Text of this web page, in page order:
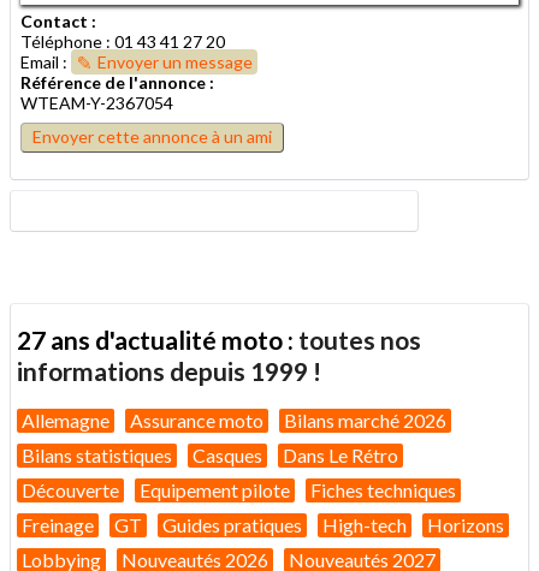
Contact :
Téléphone : 01 43 41 27 20
Email :
Envoyer un message
Référence de l'annonce :
WTEAM-Y-2367054
Envoyer cette annonce à un ami
27 ans d'actualité moto : toutes nos
informations depuis 1999 !
Allemagne Assurance moto
Bilans marché 2026
Bilans statistiques
Casques
Dans Le Rétro
Découverte
Equipement pilote
Fiches techniques
Freinage
GT Guides pratiques High-tech
Horizons
Lobbying
Nouveautés 2026 Nouveautés 2027